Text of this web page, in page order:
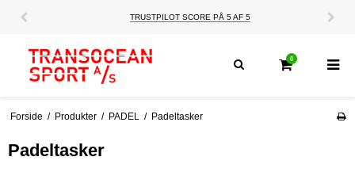
TRUSTPILOT SCORE PÅ 5 AF 5
0
Forside / Produkter / PADEL / Padeltasker
Padeltasker